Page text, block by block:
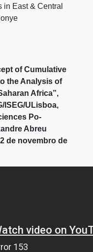
East & Central
of Cumulative
the Analysis of
Africa”,
ISEG/ULisboa,
Po-
Abreu
de novembro de